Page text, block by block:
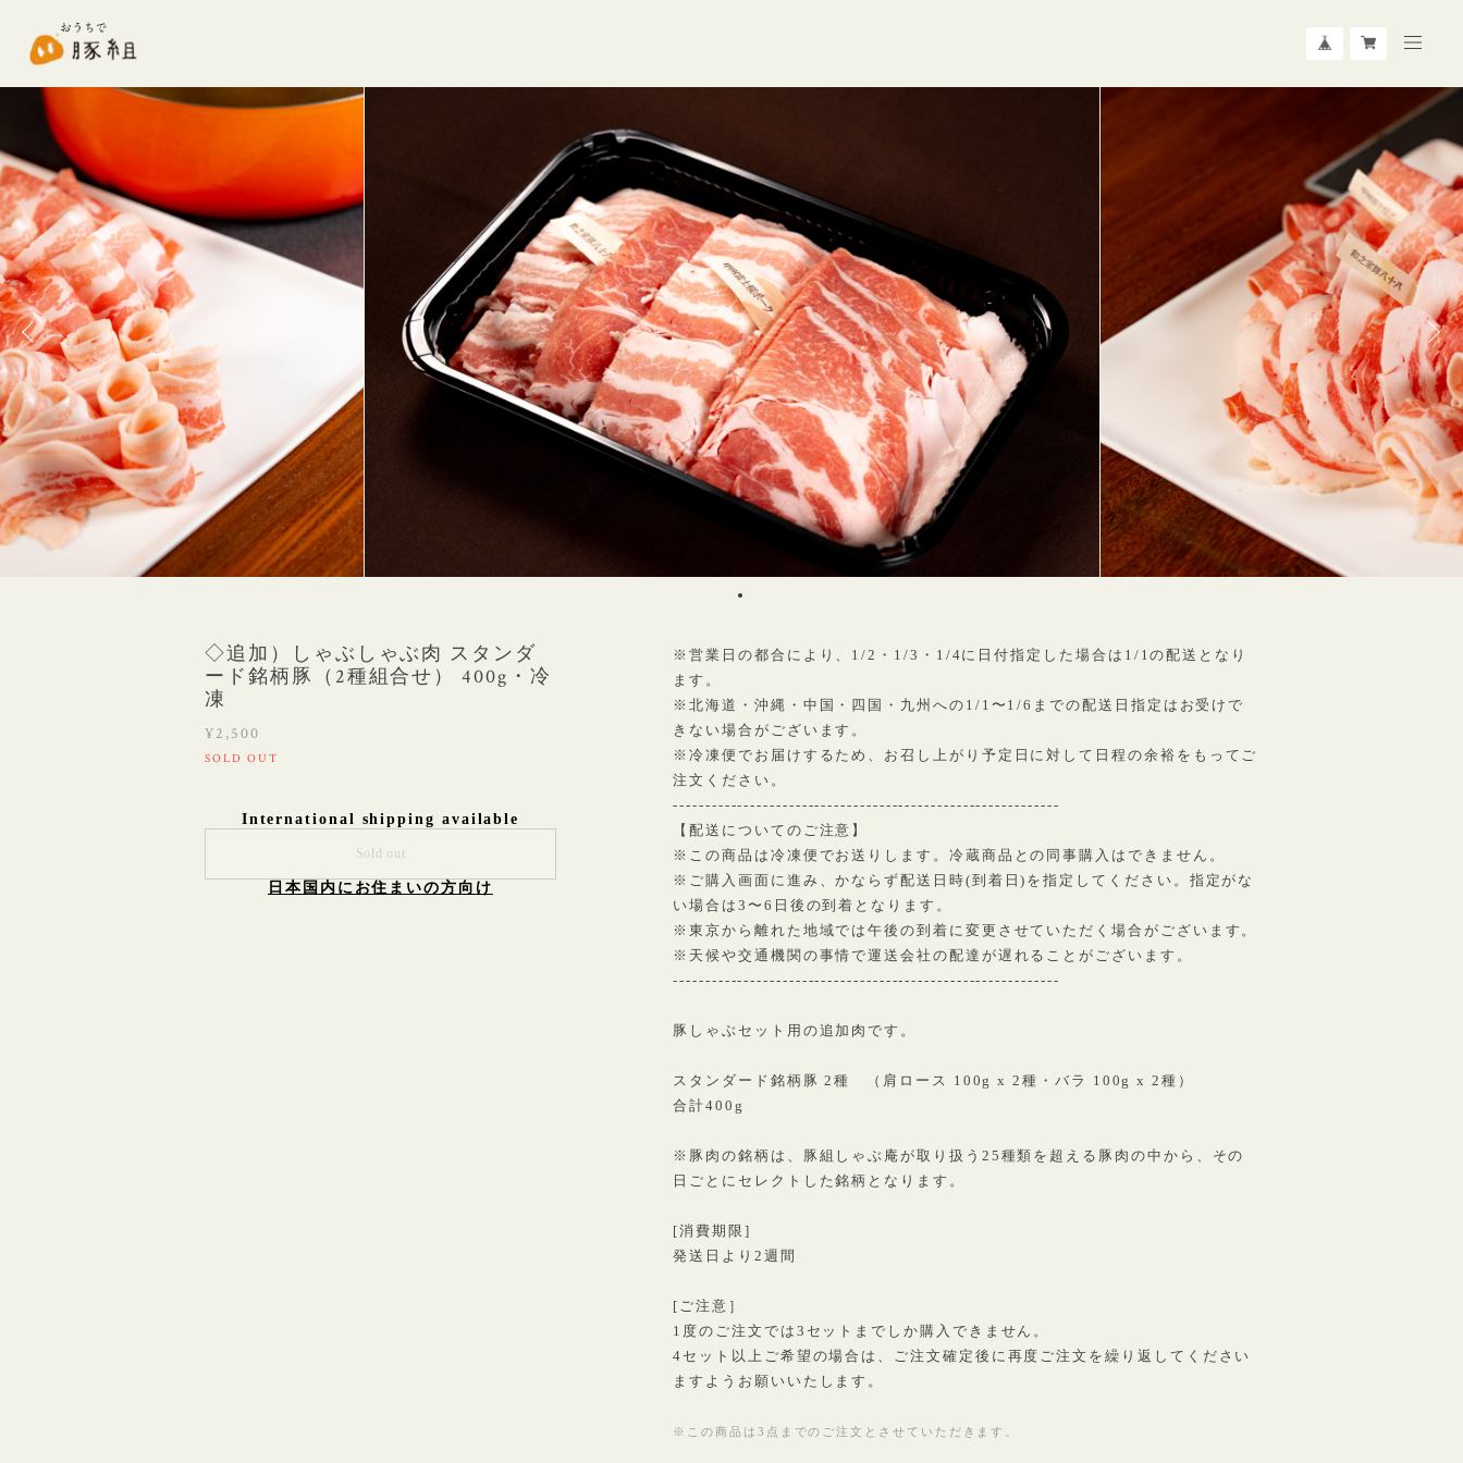
◇追加）しゃぶしゃぶ肉 スタンダ
ード銘柄豚（2種組合せ） 400g・冷
凍
¥2,500
SOLD OUT
International shipping available
Sold out
日本国内にお住まいの方向け
※営業日の都合により、1/2・1/3・1/4に日付指定した場合は1/1の配送となり
ます。
※北海道・沖縄・中国・四国・九州への1/1〜1/6までの配送日指定はお受けで
きない場合がございます。
※冷凍便でお届けするため、お召し上がり予定日に対して日程の余裕をもってご
注文ください。
------------------------------------------------------------
【配送についてのご注意】
※この商品は冷凍便でお送りします。冷蔵商品との同事購入はできません。
※ご購入画面に進み、かならず配送日時(到着日)を指定してください。指定がな
い場合は3〜6日後の到着となります。
※東京から離れた地域では午後の到着に変更させていただく場合がございます。
※天候や交通機関の事情で運送会社の配達が遅れることがございます。
------------------------------------------------------------
豚しゃぶセット用の追加肉です。
スタンダード銘柄豚 2種 （肩ロース 100g x 2種・バラ 100g x 2種）
合計400g
※豚肉の銘柄は、豚組しゃぶ庵が取り扱う25種類を超える豚肉の中から、その
日ごとにセレクトした銘柄となります。
[消費期限]
発送日より2週間
[ご注意］
1度のご注文では3セットまでしか購入できません。
4セット以上ご希望の場合は、ご注文確定後に再度ご注文を繰り返してください
ますようお願いいたします。
※この商品は3点までのご注文とさせていただきます。